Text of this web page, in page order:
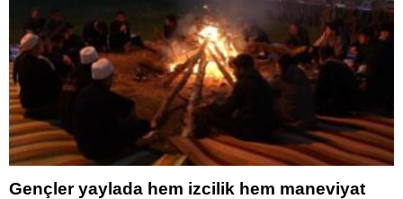
Gençler yaylada hem izcilik hem maneviyat